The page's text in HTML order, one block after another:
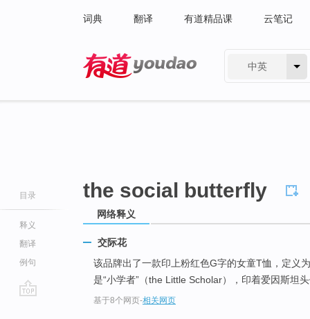
词典 翻译 有道精品课 云笔记
中英
目录
释义
翻译
例句
the social butterfly
网络释义
交际花
该品牌出了一款印上粉红色G字的女童T恤，定义
是“小学者”（the Little Scholar），印着爱因斯坦
基于8个网页-相关网页